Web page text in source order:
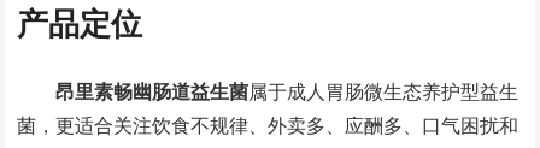
产品定位
昂里素畅幽肠道益生菌属于成人胃肠微生态养护型益生
菌，更适合关注饮食不规律、外卖多、应酬多、口气困扰和